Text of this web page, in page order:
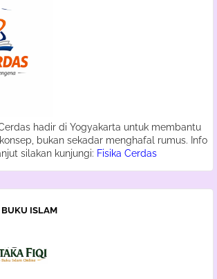
Cerdas hadir di Yogyakarta untuk membantu
bukan sekadar menghafal rumus. Info
silakan kunjungi: Fisika Cerdas
ISLAM